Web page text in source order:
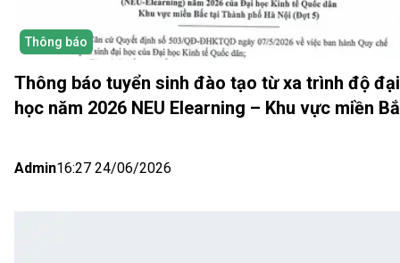
Thông báo
Thông báo tuyển sinh đào tạo từ xa trình độ đại
học năm 2026 NEU Elearning – Khu vực miền
Admin16:27 24/06/2026